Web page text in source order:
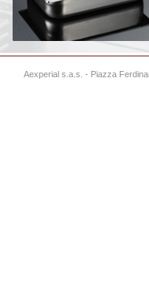
Aexperial s.a.s. - Piazza